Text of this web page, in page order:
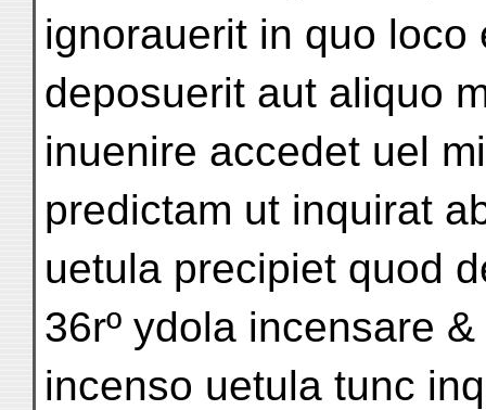
ignorauerit in quo loco
deposuerit aut aliquo
inuenire accedet uel
predictam ut inquirat
uetula precipiet quod
36rº ydola incensare
incenso uetula tunc